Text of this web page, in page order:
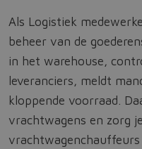
Als Logistiek
beheer van de
in het warehouse,
leveranciers, meldt
kloppende voorraad.
vrachtwagens en zorg